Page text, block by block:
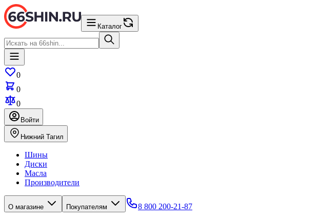
Каталог
0
0
0
Войти
Нижний Тагил
Шины
Диски
Масла
Производители
О магазине Покупателям 8 800 200-21-87